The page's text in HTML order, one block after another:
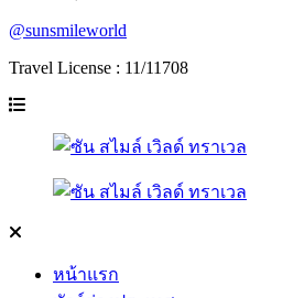
@sunsmileworld
Travel License : 11/11708
หน้าแรก